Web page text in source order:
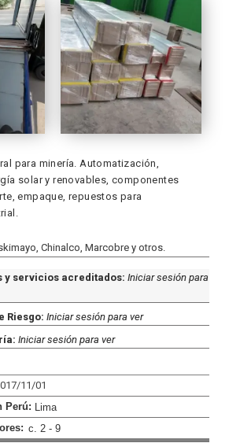
para minería. Automatización,
solar y renovables, componentes
empaque, repuestos para
Chinalco, Marcobre y otros.
y servicios acreditados: Iniciar sesión para
Riesgo: Iniciar sesión para ver
Iniciar sesión para ver
11/01
Perú: Lima
c. 2 - 9